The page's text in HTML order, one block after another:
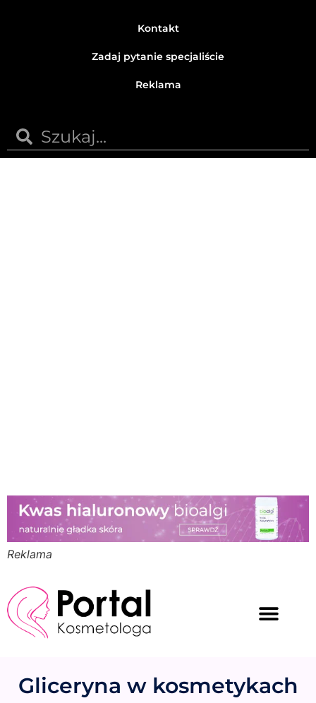
Kontakt
Zadaj pytanie specjaliście
Reklama
Reklama
Gliceryna w kosmetykach